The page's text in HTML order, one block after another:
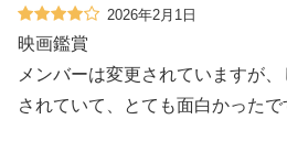
2026年2月1日
映画鑑賞
メンバーは変更されていますが
されていて、とても面白かったで